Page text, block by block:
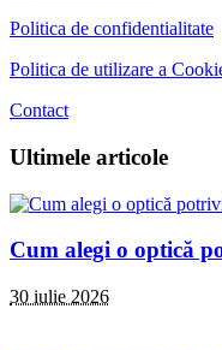
Politica de confidentialitate
Politica de utilizare a
Contact
Ultimele articole
Cum alegi o optică
30 iulie 2026